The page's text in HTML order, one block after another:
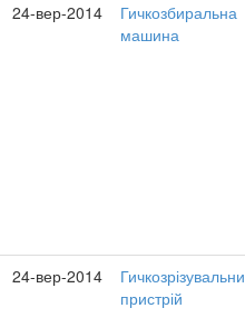
24-вер-2014
Гичкозбиральна
машина
24-вер-2014
пристрій